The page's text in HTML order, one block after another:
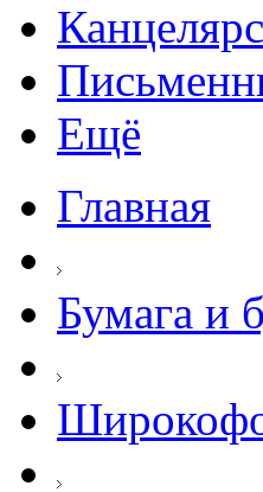
Ещё
Главная
Бумага и